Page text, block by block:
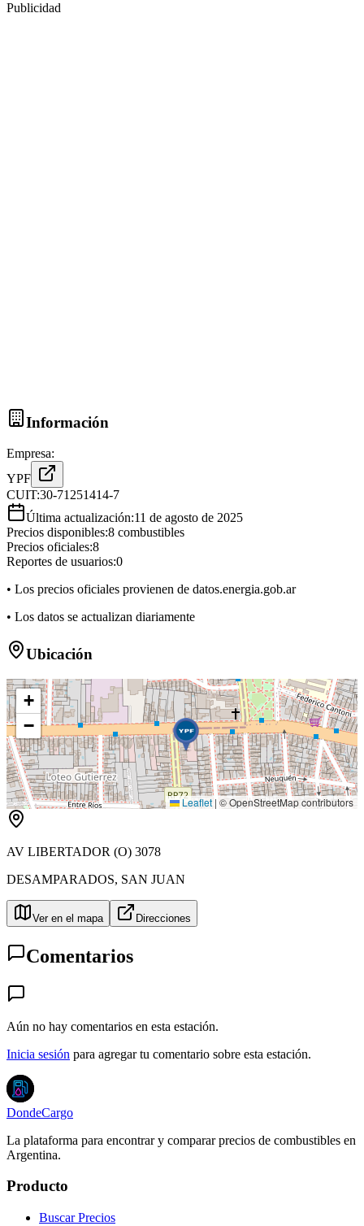
Publicidad
Información
Empresa:
YPF
CUIT:30-71251414-7
Última actualización:11 de agosto de 2025
Precios disponibles:8 combustibles
Precios oficiales:8
Reportes de usuarios:0
• Los precios oficiales provienen de datos.energia.gob.ar
• Los datos se actualizan diariamente
Ubicación
+
−
Leaflet | © OpenStreetMap contributors
AV LIBERTADOR (O) 3078
DESAMPARADOS, SAN JUAN
Ver en el mapa Direcciones
Comentarios
Aún no hay comentarios en esta estación.
Inicia sesión para agregar tu comentario sobre esta estación.
DondeCargo
La plataforma para encontrar y comparar precios de combustibles en
Argentina.
Producto
Buscar Precios